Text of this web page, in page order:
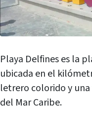
Playa Delfines es la
ubicada en el
letrero colorido y
del Mar Caribe.